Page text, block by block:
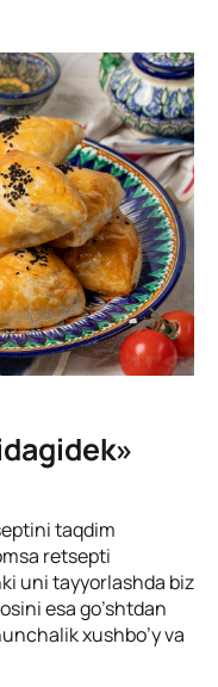
taqdim
retsepti
uni tayyorlashda biz
esa go’shtdan
xushbo’y va